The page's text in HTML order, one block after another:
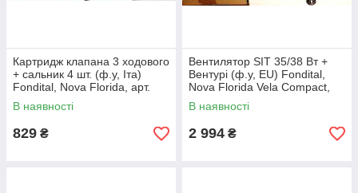
Картридж клапана 3 ходового
+ сальник 4 шт. (ф.у, Іта)
Fondital, Nova Florida, арт.
6CARTVAL00, к.з. 0453
В наявності
829 ₴
Вентилятор SIT 35/38 Вт +
Вентурі (ф.у, EU) Fondital,
Nova Florida Vela Compact,
арт. 6VENTILA13/19, к.з.
0478/1
В наявності
2 994 ₴